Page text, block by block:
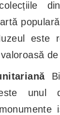
este
unul